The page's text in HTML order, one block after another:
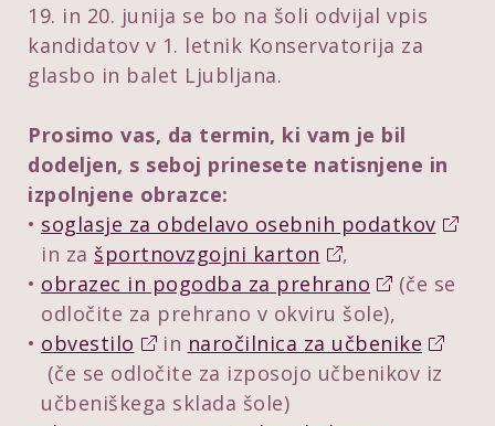
19. in 20. junija se bo na šoli odvijal vpis
kandidatov v 1. letnik Konservatorija za
glasbo in balet Ljubljana.
Prosimo vas, da termin, ki vam je bil
dodeljen, s seboj prinesete natisnjene in
izpolnjene obrazce:
soglasje za obdelavo osebnih podatkov
in za športnovzgojni karton
,
obrazec in pogodba za prehrano
(če se
odločite za prehrano v okviru šole),
obvestilo
in naročilnica za učbenike
(če se odločite za izposojo učbenikov iz
učbeniškega sklada šole)